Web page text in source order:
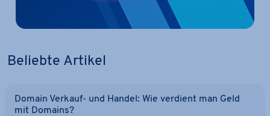
Beliebte Artikel
Domain Verkauf- und Handel: Wie verdient man Geld
mit Domains?